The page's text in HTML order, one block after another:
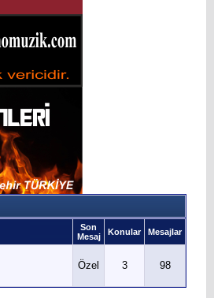
Son
Mesaj
Konular Mesajlar
Özel 3 98